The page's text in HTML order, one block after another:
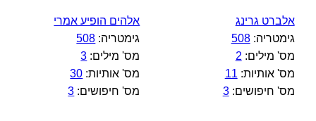
אלברט גרינג
גימטריה:508
מס' מילים: 2
מס' אותיות: 11
מס' חיפושים:3
אלהים הופיע אמרי
גימטריה: 508
מס' מילים: 3
מס' אותיות: 30
מס' חיפושים: 3